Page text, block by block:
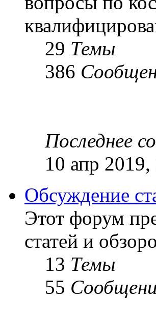
29 Темы
386
Последнее
10 апр
Обсуждение
Этот форум
статей и
13 Темы
55